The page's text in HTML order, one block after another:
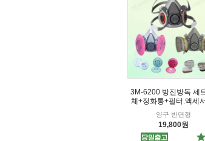
3M-6200 방진방독 세
체+정화통+필터.액세
양구 반면형
19,800원